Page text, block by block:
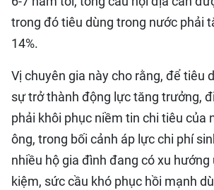
trong đó tiêu dùng trong nước phải
14%.
Vị chuyên gia này cho rằng, để tiêu
sự trở thành động lực tăng trưởng,
phải khôi phục niềm tin chi tiêu của
ông, trong bối cảnh áp lực chi phí
nhiều hộ gia đình đang có xu
kiệm, sức cầu khó phục hồi mạnh